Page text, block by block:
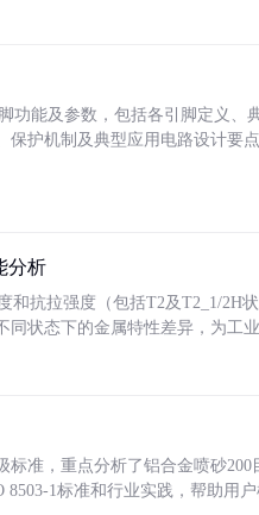
功能及参数，包括各引脚定义
保护机制及典型应用电路设计要
分析
和抗拉强度（包括T2及T2_1/2H
状态下的金属特性差异，为工业
准，重点分析了铝合金喷砂
1标准和行业实践，帮助用